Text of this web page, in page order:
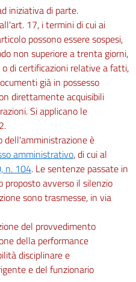
iniziativa di parte.
17, i termini di cui ai
possono essere sospesi,
non superiore a trenta giorni,
di certificazioni relative a fatti,
già in possesso
direttamente acquisibili
Si applicano le
dell'amministrazione è
amministrativo, di cui al
n. 104. Le sentenze passate in
proposto avverso il silenzio
sono trasmesse, in via
del provvedimento
della performance
disciplinare e
e del funzionario